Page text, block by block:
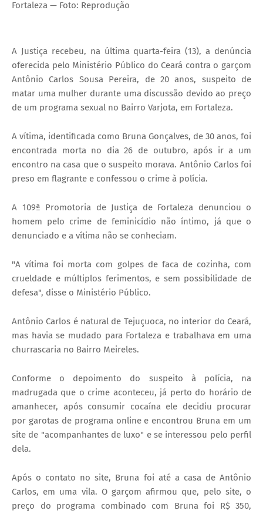
Fortaleza — Foto: Reprodução
A Justiça recebeu, na última quarta-feira (13), a denúncia
oferecida pelo Ministério Público do Ceará contra o garçom
Antônio Carlos Sousa Pereira, de 20 anos, suspeito de
matar uma mulher durante uma discussão devido ao preço
de um programa sexual no Bairro Varjota, em Fortaleza.
A vítima, identificada como Bruna Gonçalves, de 30 anos, foi
encontrada morta no dia 26 de outubro, após ir a um
encontro na casa que o suspeito morava. Antônio Carlos foi
preso em flagrante e confessou o crime à polícia.
A 109ª Promotoria de Justiça de Fortaleza denunciou o
homem pelo crime de feminicídio não íntimo, já que o
denunciado e a vítima não se conheciam.
"A vítima foi morta com golpes de faca de cozinha, com
crueldade e múltiplos ferimentos, e sem possibilidade de
defesa", disse o Ministério Público.
Antônio Carlos é natural de Tejuçuoca, no interior do Ceará,
mas havia se mudado para Fortaleza e trabalhava em uma
churrascaria no Bairro Meireles.
Conforme o depoimento do suspeito à polícia, na
madrugada que o crime aconteceu, já perto do horário de
amanhecer, após consumir cocaína ele decidiu procurar
por garotas de programa online e encontrou Bruna em um
site de "acompanhantes de luxo" e se interessou pelo perfil
dela.
Após o contato no site, Bruna foi até a casa de Antônio
Carlos, em uma vila. O garçom afirmou que, pelo site, o
preço do programa combinado com Bruna foi R$ 350,